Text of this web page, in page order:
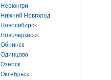
Нерюнгри
Нижний Новгород
Новосибирск
Новочеркасск
Обнинск
Одинцово
Озерск
Октябрьск